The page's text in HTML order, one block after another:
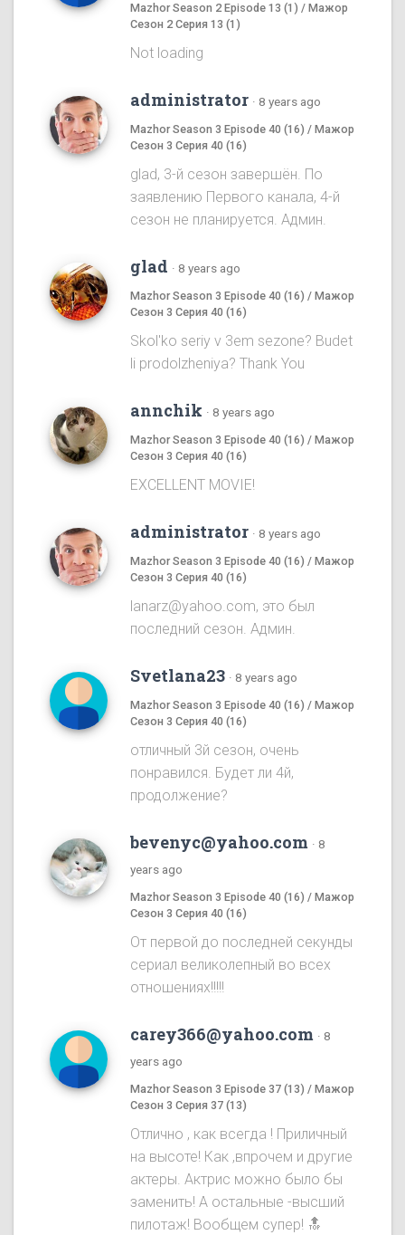
Mazhor Season 2 Episode 13 (1) / Мажор
Сезон 2 Серия 13 (1)
Not loading
administrator · 8 years ago
Mazhor Season 3 Episode 40 (16) / Мажор
Сезон 3 Серия 40 (16)
glad, 3-й сезон завершён. По
заявлению Первого канала, 4-й
сезон не планируется. Админ.
glad · 8 years ago
Mazhor Season 3 Episode 40 (16) / Мажор
Сезон 3 Серия 40 (16)
Skol'ko seriy v 3em sezone? Budet
li prodolzheniya? Thank You
annchik · 8 years ago
Mazhor Season 3 Episode 40 (16) / Мажор
Сезон 3 Серия 40 (16)
EXCELLENT MOVIE!
administrator · 8 years ago
Mazhor Season 3 Episode 40 (16) / Мажор
Сезон 3 Серия 40 (16)
lanarz@yahoo.com, это был
последний сезон. Админ.
Svetlana23 · 8 years ago
Mazhor Season 3 Episode 40 (16) / Мажор
Сезон 3 Серия 40 (16)
отличный 3й сезон, очень
понравился. Будет ли 4й,
продолжение?
bevenyc@yahoo.com · 8
years ago
Mazhor Season 3 Episode 40 (16) / Мажор
Сезон 3 Серия 40 (16)
От первой до последней секунды
сериал великолепный во всех
отношениях!!!!!
carey366@yahoo.com · 8
years ago
Mazhor Season 3 Episode 37 (13) / Мажор
Сезон 3 Серия 37 (13)
Отлично , как всегда ! Приличный
на высоте! Как ,впрочем и другие
актеры. Актрис можно было бы
заменить! А остальные -высший
пилотаж! Вообщем супер! 🔝